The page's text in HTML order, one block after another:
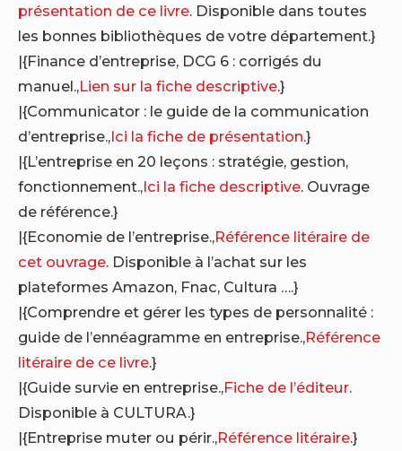
présentation de ce livre. Disponible dans toutes
les bonnes bibliothèques de votre département.}
|{Finance d’entreprise, DCG 6 : corrigés du
manuel.,Lien sur la fiche descriptive.}
|{Communicator : le guide de la communication
d’entreprise.,Ici la fiche de présentation.}
|{L’entreprise en 20 leçons : stratégie, gestion,
fonctionnement.,Ici la fiche descriptive. Ouvrage
de référence.}
|{Economie de l’entreprise.,Référence litéraire de
cet ouvrage. Disponible à l’achat sur les
plateformes Amazon, Fnac, Cultura ….}
|{Comprendre et gérer les types de personnalité :
guide de l’ennéagramme en entreprise.,Référence
litéraire de ce livre.}
|{Guide survie en entreprise.,Fiche de l’éditeur.
Disponible à CULTURA.}
|{Entreprise muter ou périr.,Référence litéraire.}